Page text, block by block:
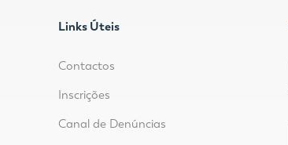
Links Úteis
Contactos
Inscrições
Canal de Denúncias